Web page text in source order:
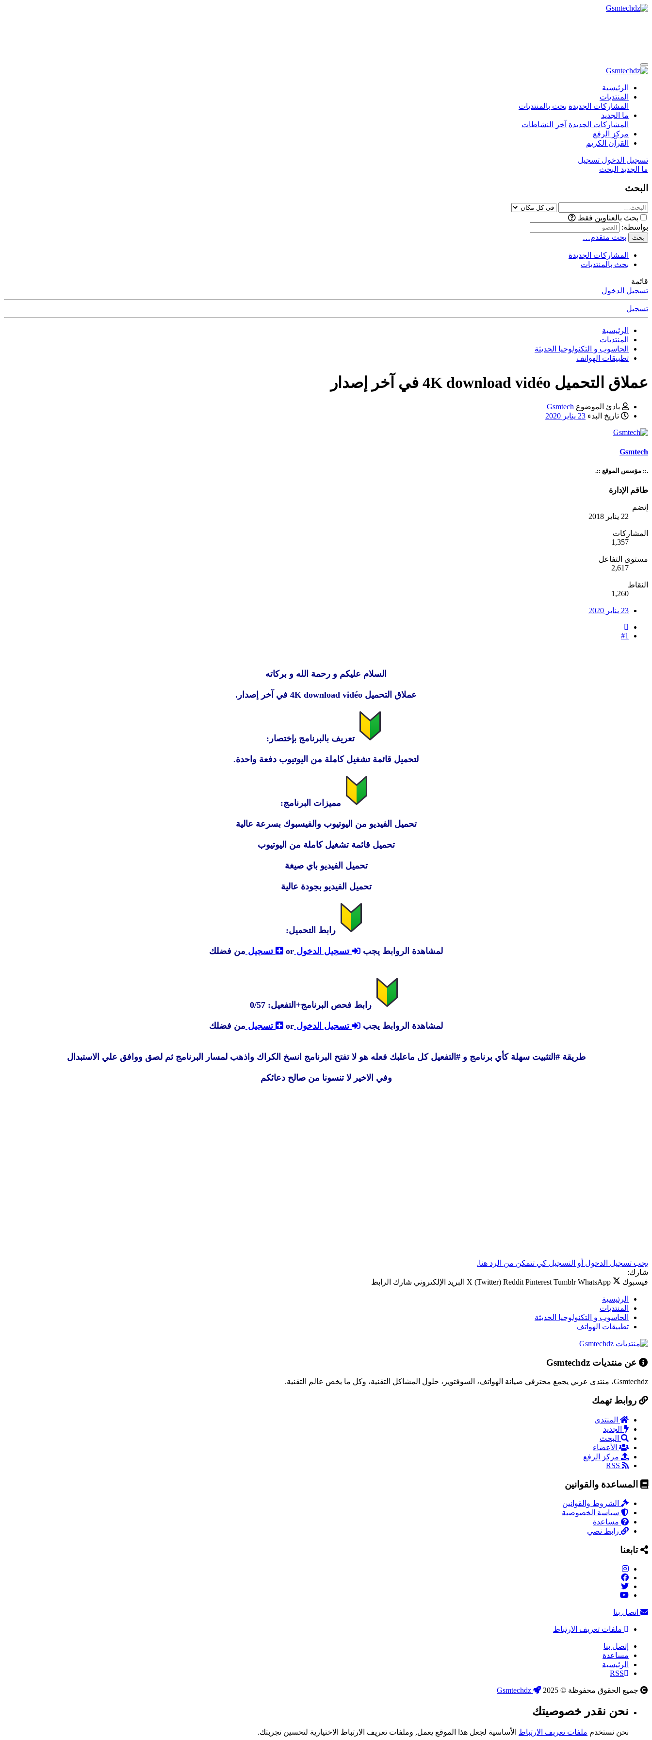
الرئيسية
المنتديات
المشاركات الجديدة بحث بالمنتديات
ما الجديد
المشاركات الجديدة آخر النشاطات
مركز الرفع
القرآن الكريم
تسجيل الدخول تسجيل
ما الجديد البحث
البحث
بحث بالعناوين فقط
بواسطة:
بحث بحث متقدم…
المشاركات الجديدة
بحث بالمنتديات
قائمة
تسجيل الدخول
تسجيل
الرئيسية
المنتديات
الحاسوب و التكنولوجيا الحديثة
تطبيقات الهواتف
عملاق التحميل 4K download vidéo في آخر إصدار
بادئ الموضوع Gsmtech
تاريخ البدء 23 يناير 2020
Gsmtech
.:: مؤسس الموقع ::.
طاقم الإدارة
إنضم
22 يناير 2018
المشاركات
1,357
مستوى التفاعل
2,617
النقاط
1,260
23 يناير 2020
#1
السلام عليكم و رحمة الله و بركاته
عملاق التحميل 4K download vidéo في آخر إصدار.
تعريف بالبرنامج بإختصار:
لتحميل قائمة تشغيل كاملة من اليوتيوب دفعة واحدة.
مميزات البرنامج:
تحميل الفيديو من اليوتيوب والفيسبوك بسرعة عالية
تحميل قائمة تشغيل كاملة من اليوتيوب
تحميل الفيديو باي صيغة
تحميل الفيديو بجودة عالية
رابط التحميل:
لمشاهدة الروابط يجب تسجيل الدخول or تسجيل من فضلك
رابط فحص البرنامج+التفعيل: 0/57
لمشاهدة الروابط يجب تسجيل الدخول or تسجيل من فضلك
طريقة #التثبيت سهلة كأي برنامج و #التفعيل كل ماعلبك فعله هو لا تفتح البرنامج انسخ الكراك واذهب لمسار البرنامج ثم لصق ووافق علي الاستبدال
وفي الاخير لا تنسونا من صالح دعائكم
يجب تسجيل الدخول أو التسجيل كي تتمكن من الرد هنا.
شارك:
فيسبوك
X (Twitter) Reddit Pinterest Tumblr WhatsApp البريد الإلكتروني شارك الرابط
الرئيسية
المنتديات
الحاسوب و التكنولوجيا الحديثة
تطبيقات الهواتف
عن منتديات Gsmtechdz
Gsmtechdz، منتدى عربي يجمع محترفي صيانة الهواتف، السوفتوير، حلول المشاكل التقنية، وكل ما يخص عالم التقنية.
روابط تهمك
المنتدى
الجديد
البحث
الأعضاء
مركز الرفع
المساعدة والقوانين
الشروط والقوانين
سياسة الخصوصية
مساعدة
رابط نصي
تابعنا
اتصل بنا
ملفات تعريف الارتباط
إتصل بنا
مساعدة
الرئيسية
RSS
جميع الحقوق محفوظة © 2025
نحن نقدر خصوصيتك
نحن نستخدم ملفات تعريف الارتباط الأساسية لجعل هذا الموقع يعمل, وملفات تعريف الارتباط الاختيارية لتحسين تجربتك.